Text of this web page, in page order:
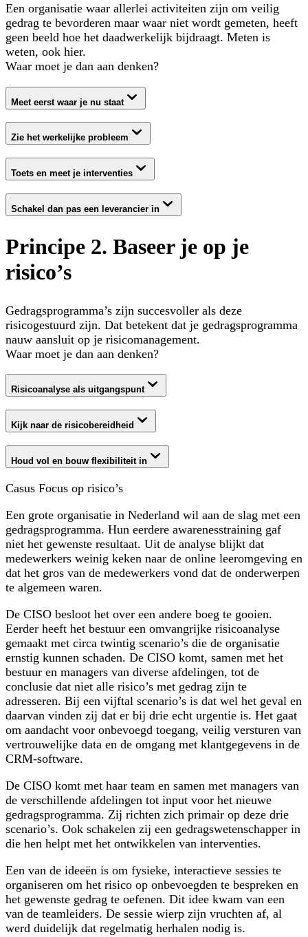
Een organisatie waar allerlei activiteiten zijn om veilig
gedrag te bevorderen maar waar niet wordt gemeten, heeft
geen beeld hoe het daadwerkelijk bijdraagt. Meten is
weten, ook hier.
Waar moet je dan aan denken?
Meet eerst waar je nu staat
Zie het werkelijke probleem
Toets en meet je interventies
Schakel dan pas een leverancier in
Principe 2. Baseer je op je
risico’s
Gedragsprogramma’s zijn succesvoller als deze
risicogestuurd zijn. Dat betekent dat je gedragsprogramma
nauw aansluit op je risicomanagement.
Waar moet je dan aan denken?
Risicoanalyse als uitgangspunt
Kijk naar de risicobereidheid
Houd vol en bouw flexibiliteit in
Casus Focus op risico’s
Een grote organisatie in Nederland wil aan de slag met een
gedragsprogramma. Hun eerdere awarenesstraining gaf
niet het gewenste resultaat. Uit de analyse blijkt dat
medewerkers weinig keken naar de online leeromgeving en
dat het gros van de medewerkers vond dat de onderwerpen
te algemeen waren.
De CISO besloot het over een andere boeg te gooien.
Eerder heeft het bestuur een omvangrijke risicoanalyse
gemaakt met circa twintig scenario’s die de organisatie
ernstig kunnen schaden. De CISO komt, samen met het
bestuur en managers van diverse afdelingen, tot de
conclusie dat niet alle risico’s met gedrag zijn te
adresseren. Bij een vijftal scenario’s is dat wel het geval en
daarvan vinden zij dat er bij drie echt urgentie is. Het gaat
om aandacht voor onbevoegd toegang, veilig versturen van
vertrouwelijke data en de omgang met klantgegevens in de
CRM-software.
De CISO komt met haar team en samen met managers van
de verschillende afdelingen tot input voor het nieuwe
gedragsprogramma. Zij richten zich primair op deze drie
scenario’s. Ook schakelen zij een gedragswetenschapper in
die hen helpt met het ontwikkelen van interventies.
Een van de ideeën is om fysieke, interactieve sessies te
organiseren om het risico op onbevoegden te bespreken en
het gewenste gedrag te oefenen. Dit idee kwam van een
van de teamleiders. De sessie wierp zijn vruchten af, al
werd duidelijk dat regelmatig herhalen nodig is.